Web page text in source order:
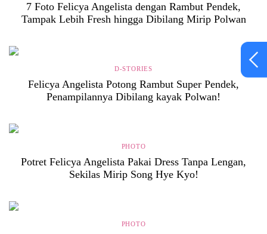
7 Foto Felicya Angelista dengan Rambut Pendek,
Tampak Lebih Fresh hingga Dibilang Mirip Polwan
D-STORIES
Felicya Angelista Potong Rambut Super Pendek,
Penampilannya Dibilang kayak Polwan!
PHOTO
Potret Felicya Angelista Pakai Dress Tanpa Lengan,
Sekilas Mirip Song Hye Kyo!
PHOTO